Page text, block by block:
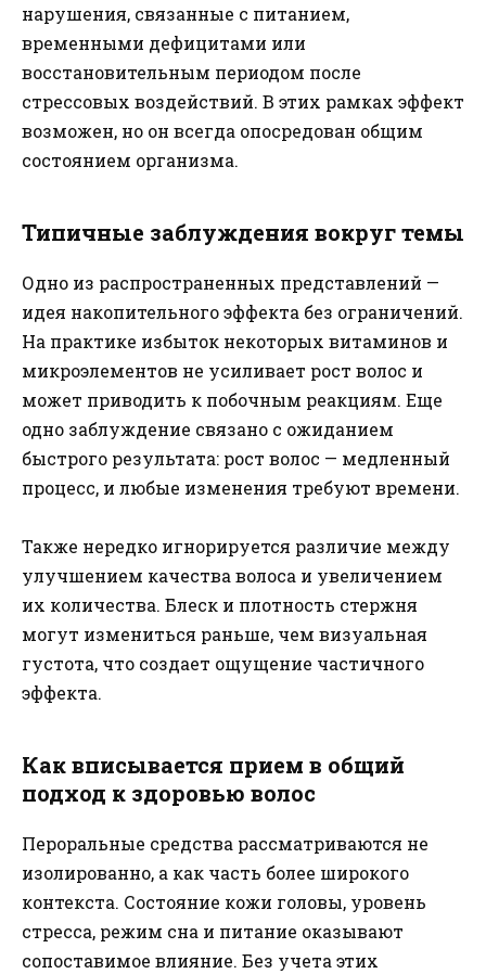
нарушения, связанные с питанием,
временными дефицитами или
восстановительным периодом после
стрессовых воздействий. В этих рамках эффект
возможен, но он всегда опосредован общим
состоянием организма.
Типичные заблуждения вокруг темы
Одно из распространенных представлений —
идея накопительного эффекта без ограничений.
На практике избыток некоторых витаминов и
микроэлементов не усиливает рост волос и
может приводить к побочным реакциям. Еще
одно заблуждение связано с ожиданием
быстрого результата: рост волос — медленный
процесс, и любые изменения требуют времени.
Также нередко игнорируется различие между
улучшением качества волоса и увеличением
их количества. Блеск и плотность стержня
могут измениться раньше, чем визуальная
густота, что создает ощущение частичного
эффекта.
Как вписывается прием в общий
подход к здоровью волос
Пероральные средства рассматриваются не
изолированно, а как часть более широкого
контекста. Состояние кожи головы, уровень
стресса, режим сна и питание оказывают
сопоставимое влияние. Без учета этих